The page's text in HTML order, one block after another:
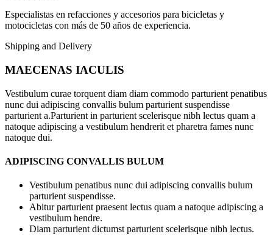
Especialistas en refacciones y accesorios para bicicletas y
motocicletas con más de 50 años de experiencia.
Shipping and Delivery
MAECENAS IACULIS
Vestibulum curae torquent diam diam commodo parturient penatibus
nunc dui adipiscing convallis bulum parturient suspendisse
parturient a.Parturient in parturient scelerisque nibh lectus quam a
natoque adipiscing a vestibulum hendrerit et pharetra fames nunc
natoque dui.
ADIPISCING CONVALLIS BULUM
Vestibulum penatibus nunc dui adipiscing convallis bulum
parturient suspendisse.
Abitur parturient praesent lectus quam a natoque adipiscing a
vestibulum hendre.
Diam parturient dictumst parturient scelerisque nibh lectus.